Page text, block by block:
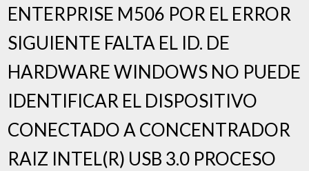
ENTERPRISE M506 POR EL ERROR
SIGUIENTE FALTA EL ID. DE
HARDWARE WINDOWS NO PUEDE
IDENTIFICAR EL DISPOSITIVO
CONECTADO A CONCENTRADOR
RAIZ INTEL(R) USB 3.0 PROCESO